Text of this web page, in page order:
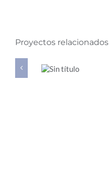
Proyectos relacionados
impacto
económico